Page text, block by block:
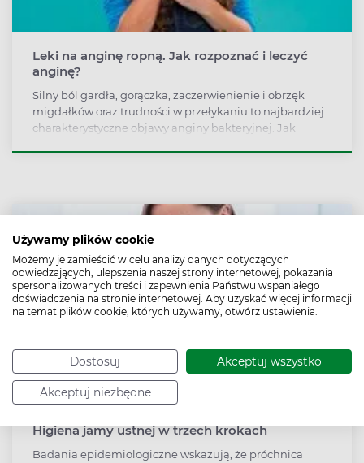
Używamy plików cookie
Możemy je zamieścić w celu analizy danych dotyczących
odwiedzających, ulepszenia naszej strony internetowej, pokazania
spersonalizowanych treści i zapewnienia Państwu wspaniałego
doświadczenia na stronie internetowej. Aby uzyskać więcej informacji
na temat plików cookie, których używamy, otwórz ustawienia.
Dostosuj Akceptuj wszystko
Akceptuj niezbędne
Leki na anginę ropną. Jak rozpoznać i leczyć
anginę?
Silny ból gardła, gorączka, zaczerwienienie i obrzęk
migdałków oraz trudności w przełykaniu to najbardziej
charakterystyczne objawy anginy bakteryjnej. Jak
Higiena jamy ustnej w trzech krokach
Badania epidemiologiczne wskazują, że próchnica